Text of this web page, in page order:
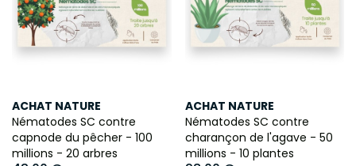
ACHAT NATURE
Nématodes SC contre
capnode du pêcher - 100
millions - 20 arbres
ACHAT NATURE
Nématodes SC contre
charançon de l'agave - 50
millions - 10 plantes